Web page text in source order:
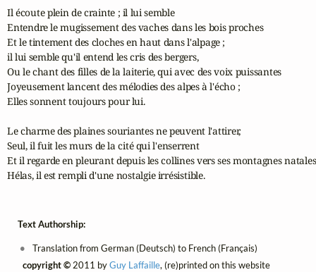
Il écoute plein de crainte ; il lui semble
Entendre le mugissement des vaches dans les bois proches
Et le tintement des cloches en haut dans l'alpage ;
il lui semble qu'il entend les cris des bergers,
Ou le chant des filles de la laiterie, qui avec des voix puissantes
Joyeusement lancent des mélodies des alpes à l'écho ;
Elles sonnent toujours pour lui.
Le charme des plaines souriantes ne peuvent l'attirer,
Seul, il fuit les murs de la cité qui l'enserrent
Et il regarde en pleurant depuis les collines vers ses montagnes
Hélas, il est rempli d'une nostalgie irrésistible.
Text Authorship:
Translation from German (Deutsch) to French (Français)
copyright ©2011 byGuy Laffaille, (re)printed on this website